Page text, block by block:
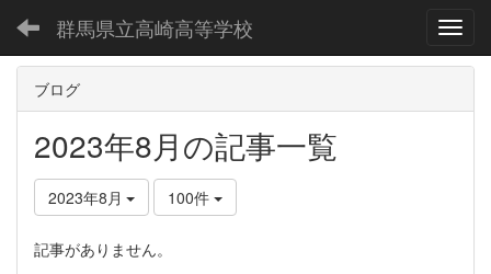
群馬県立高崎高等学校
ブログ
2023年8月の記事一覧
2023年8月 100件
記事がありません。